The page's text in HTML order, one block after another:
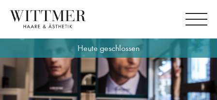
Heute geschlossen